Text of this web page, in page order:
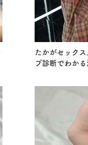
たかがセック
プ診断でわか